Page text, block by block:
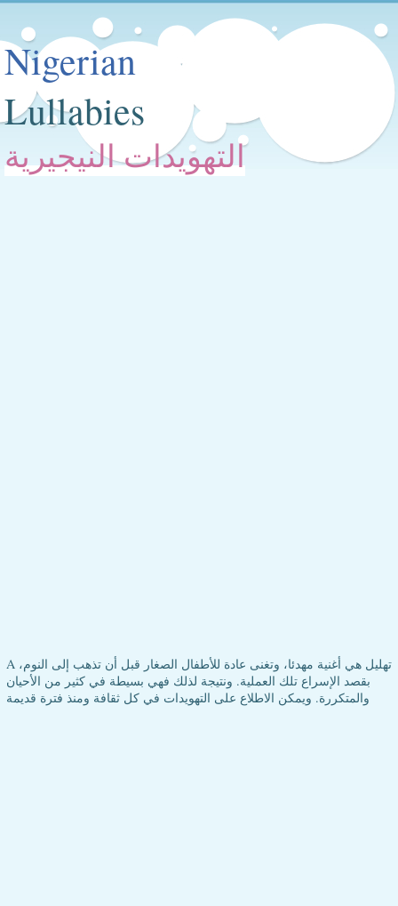
Nigerian
Lullabies
التهويدات النيجيرية
A تهليل هي أغنية مهدئا، وتغنى عادة للأطفال الصغار قبل أن تذهب إلى النوم،
بقصد الإسراع تلك العملية. ونتيجة لذلك فهي بسيطة في كثير من الأحيان
والمتكررة. ويمكن الاطلاع على التهويدات في كل ثقافة ومنذ فترة قديمة